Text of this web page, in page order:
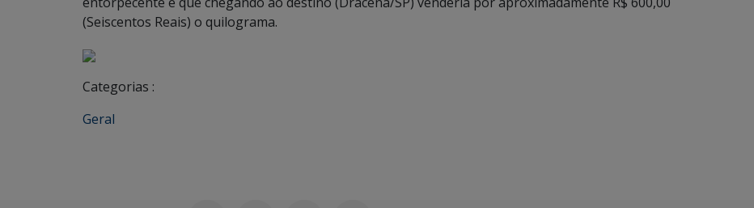
(Seiscentos Reais) o quilograma.
Categorias :
Geral